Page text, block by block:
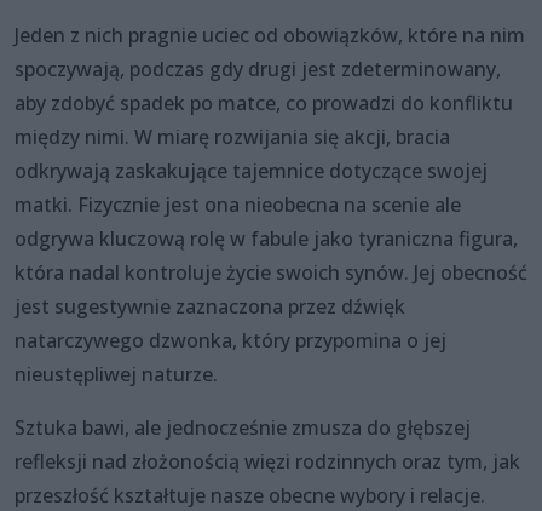
Jeden z nich pragnie uciec od obowiązków, które na nim
spoczywają, podczas gdy drugi jest zdeterminowany,
aby zdobyć spadek po matce, co prowadzi do konfliktu
między nimi. W miarę rozwijania się akcji, bracia
odkrywają zaskakujące tajemnice dotyczące swojej
matki. Fizycznie jest ona nieobecna na scenie ale
odgrywa kluczową rolę w fabule jako tyraniczna figura,
która nadal kontroluje życie swoich synów. Jej obecność
jest sugestywnie zaznaczona przez dźwięk
natarczywego dzwonka, który przypomina o jej
nieustępliwej naturze.
Sztuka bawi, ale jednocześnie zmusza do głębszej
refleksji nad złożonością więzi rodzinnych oraz tym, jak
przeszłość kształtuje nasze obecne wybory i relacje.